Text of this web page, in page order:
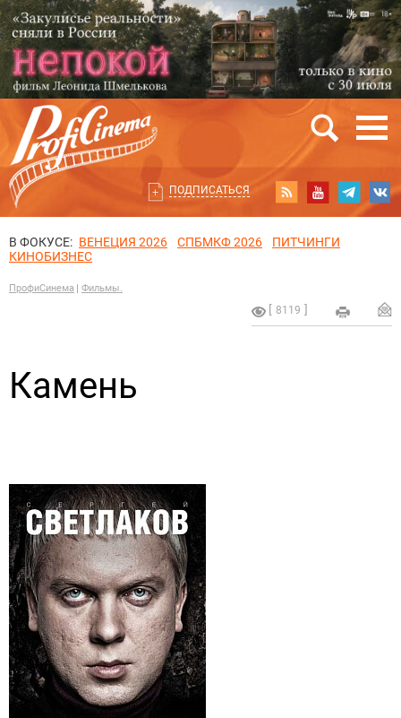
ПОДПИСАТЬСЯ
В ФОКУСЕ: ВЕНЕЦИЯ 2026 СПБМКФ 2026
ПИТЧИНГИ
КИНОБИЗНЕС
ПрофиСинема Фильмы.
8119
Камень